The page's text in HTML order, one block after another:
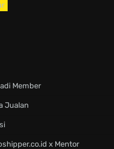
Member
Jualan
x Mentor